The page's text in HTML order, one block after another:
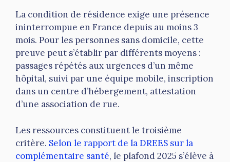
La condition de résidence exige une présence
ininterrompue en France depuis au moins 3
mois. Pour les personnes sans domicile, cette
preuve peut s’établir par différents moyens :
passages répétés aux urgences d’un même
hôpital, suivi par une équipe mobile, inscription
dans un centre d’hébergement, attestation
d’une association de rue.
Les ressources constituent le troisième
critère. Selon le rapport de la DREES sur la
complémentaire santé, le plafond 2025 s’élève à